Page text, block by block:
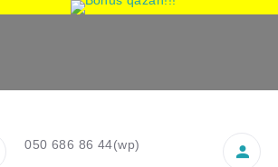
050 686 86 44(wp)